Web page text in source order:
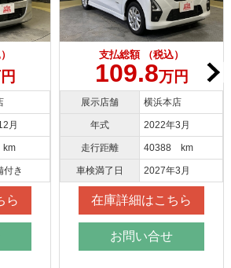
支払総額 （税込）
万円
横浜本店
2022年3月
40388 km
車検満了日 2027年3月
在庫詳細はこちら
走行距離
車検満了